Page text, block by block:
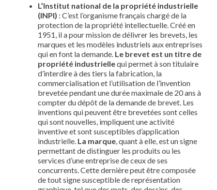
L’Institut national de la propriété industrielle
(INPI) : C’est l’organisme français chargé de la
protection de la propriété intellectuelle. Créé en
1951, il a pour mission de délivrer les brevets, les
marques et les modèles industriels aux entreprises
qui en font la demande. Le brevet est un titre de
propriété industriellequi permet à son titulaire
d’interdire à des tiers la fabrication, la
commercialisation et l’utilisation de l’invention
brevetée pendant une durée maximale de 20 ans à
compter du dépôt de la demande de brevet. Les
inventions qui peuvent être brevetées sont celles
qui sont nouvelles, impliquent une activité
inventive et sont susceptibles d’application
industrielle. La marque, quant à elle, est un signe
permettant de distinguer les produits ou les
services d’une entreprise de ceux de ses
concurrents. Cette dernière peut être composée
de tout signe susceptible de représentation